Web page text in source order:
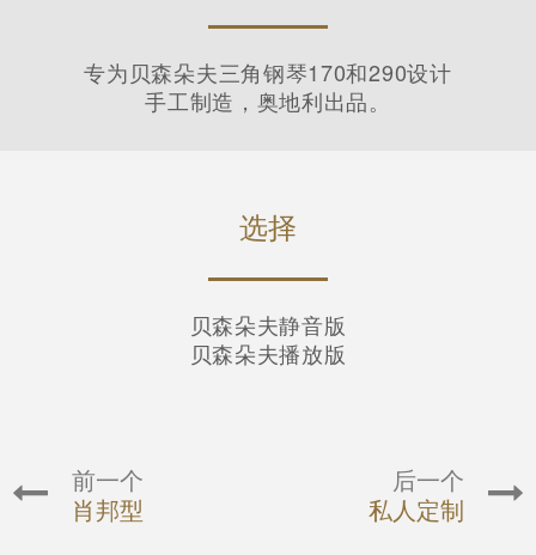
专为贝森朵夫三角钢琴170和290设计
手工制造，奥地利出品。
选择
贝森朵夫静音版
贝森朵夫播放版
前一个
肖邦型
后一个
私人定制